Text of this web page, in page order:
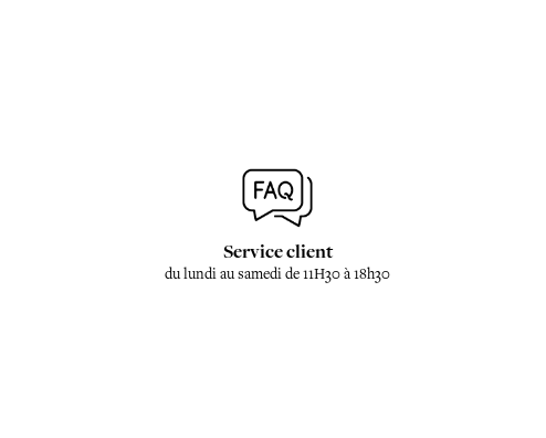
Service client
du lundi au samedi de 11H30 à 18h30